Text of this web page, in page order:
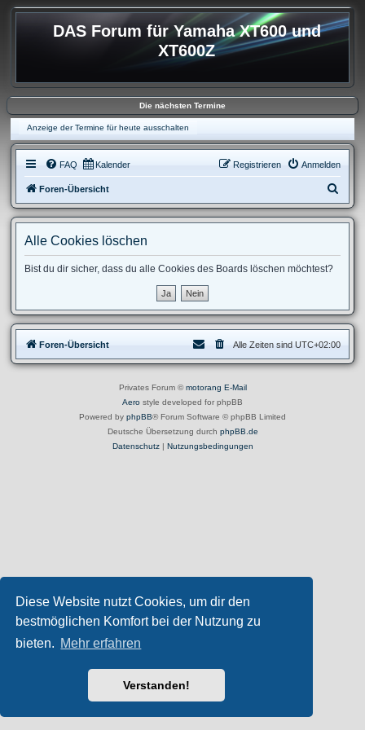
Diese Website nutzt Cookies, um dir den
bestmöglichen Komfort bei der Nutzung zu
bieten. Mehr erfahren
Verstanden!
DAS Forum für Yamaha XT600 und
XT600Z
Die nächsten Termine
Anzeige der Termine für heute ausschalten
FAQ Kalender Anmelden
Registrieren
Foren-Übersicht
u
Alle Cookies löschen
Bist du dir sicher, dass du alle Cookies des Boards löschen möchtest?
Foren-Übersicht Alle Zeiten sind UTC+02:00
Privates Forum ©motorang E-Mail
Aero style developed for phpBB
Powered by phpBB® Forum Software © phpBB Limited
Deutsche Übersetzung durch phpBB.de
Datenschutz| Nutzungsbedingungen